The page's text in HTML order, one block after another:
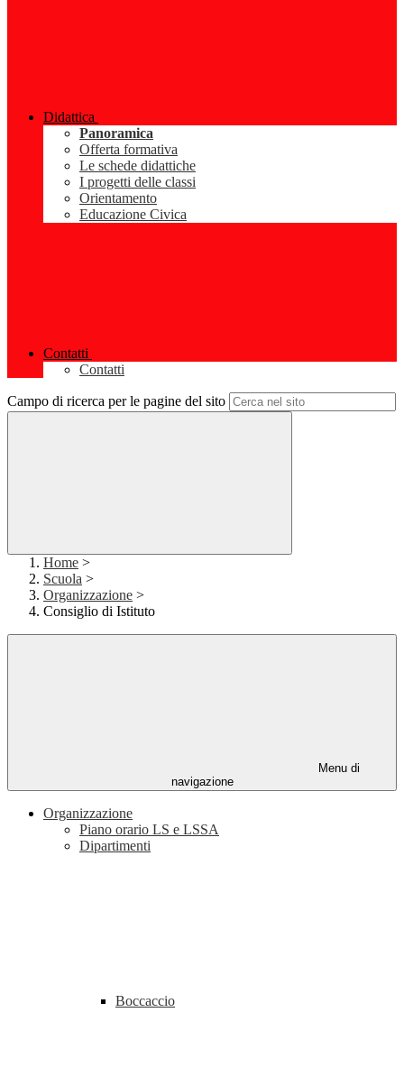
Didattica
Panoramica
Offerta formativa
Le schede didattiche
I progetti delle classi
Orientamento
Educazione Civica
Contatti
Contatti
Campo di ricerca per le pagine del sito
Home >
Scuola >
Organizzazione >
Consiglio di Istituto
Menu di
navigazione
Organizzazione
Piano orario LS e LSSA
Dipartimenti
Boccaccio